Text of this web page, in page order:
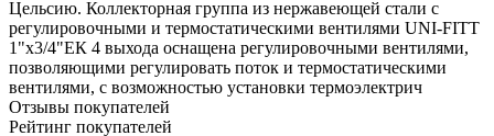
Цельсию. Коллекторная группа из нержавеющей стали с
регулировочными и термостатическими вентилями UNI-FITT
1"x3/4"ЕК 4 выхода оснащена регулировочными вентилями,
позволяющими регулировать поток и термостатическими
вентилями, с возможностью установки термоэлектрич
Отзывы покупателей
Рейтинг покупателей